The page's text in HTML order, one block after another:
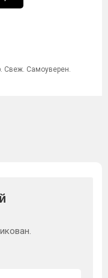
Свеж. Самоуверен.